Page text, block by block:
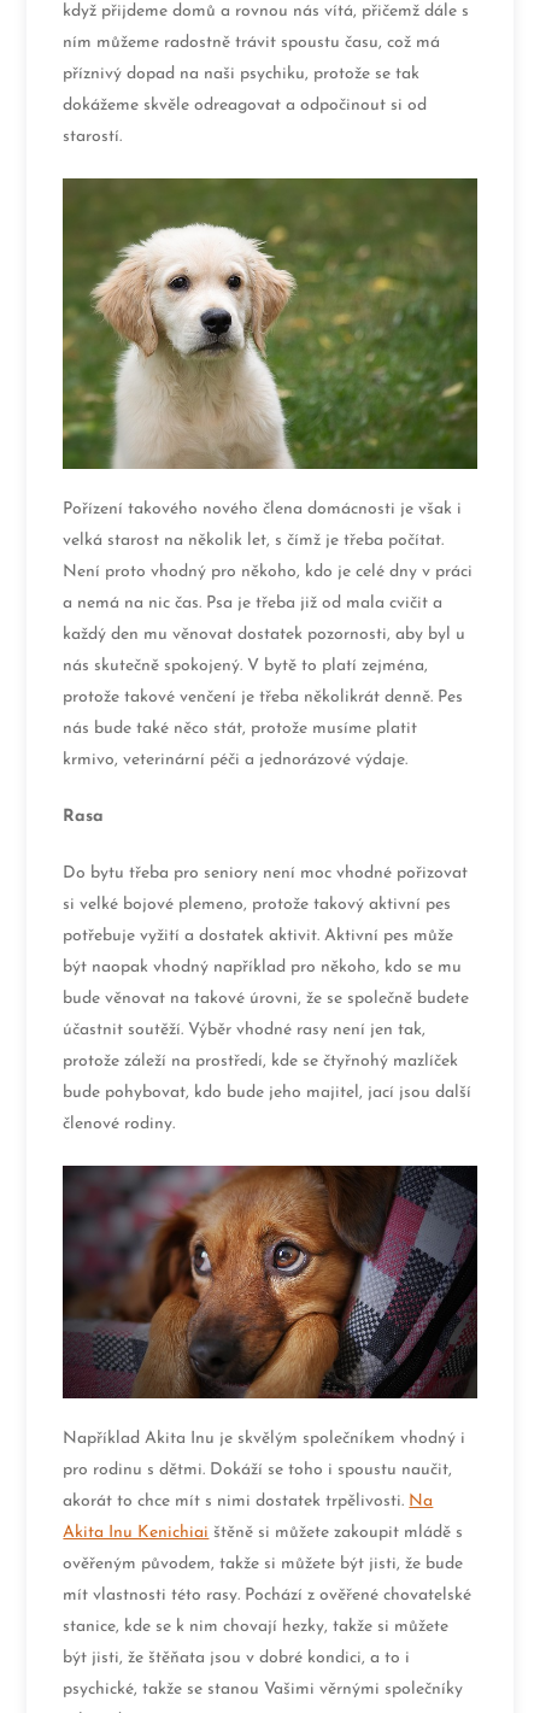
když přijdeme domů a rovnou nás vítá, přičemž dále s
ním můžeme radostně trávit spoustu času, což má
příznivý dopad na naši psychiku, protože se tak
dokážeme skvěle odreagovat a odpočinout si od
starostí.
Pořízení takového nového člena domácnosti je však i
velká starost na několik let, s čímž je třeba počítat.
Není proto vhodný pro někoho, kdo je celé dny v práci
a nemá na nic čas. Psa je třeba již od mala cvičit a
každý den mu věnovat dostatek pozornosti, aby byl u
nás skutečně spokojený. V bytě to platí zejména,
protože takové venčení je třeba několikrát denně. Pes
nás bude také něco stát, protože musíme platit
krmivo, veterinární péči a jednorázové výdaje.
Rasa
Do bytu třeba pro seniory není moc vhodné pořizovat
si velké bojové plemeno, protože takový aktivní pes
potřebuje vyžití a dostatek aktivit. Aktivní pes může
být naopak vhodný například pro někoho, kdo se mu
bude věnovat na takové úrovni, že se společně budete
účastnit soutěží. Výběr vhodné rasy není jen tak,
protože záleží na prostředí, kde se čtyřnohý mazlíček
bude pohybovat, kdo bude jeho majitel, jací jsou další
členové rodiny.
Například Akita Inu je skvělým společníkem vhodný i
pro rodinu s dětmi. Dokáží se toho i spoustu naučit,
akorát to chce mít s nimi dostatek trpělivosti. Na
Akita Inu Kenichiai štěně si můžete zakoupit mládě s
ověřeným původem, takže si můžete být jisti, že bude
mít vlastnosti této rasy. Pochází z ověřené chovatelské
stanice, kde se k nim chovají hezky, takže si můžete
být jisti, že štěňata jsou v dobré kondici, a to i
psychické, takže se stanou Vašimi věrnými společníky